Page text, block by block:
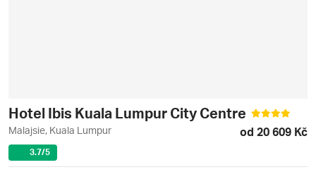
Hotel Ibis Kuala Lumpur City Centre
Malajsie, Kuala Lumpur od 20 609 Kč
3.7/5